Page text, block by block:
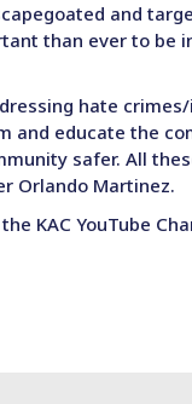
and
than ever to be
hate
educate the
safer. All
Orlando Martinez.
KAC YouTube